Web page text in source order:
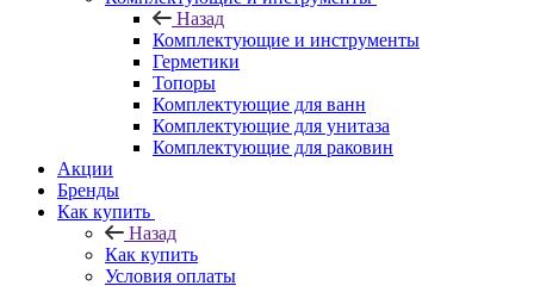
Назад
Комплектующие и инструменты
Герметики
Топоры
Комплектующие для ванн
Комплектующие для унитаза
Комплектующие для раковин
Акции
Бренды
Как купить
Назад
Как купить
Условия оплаты